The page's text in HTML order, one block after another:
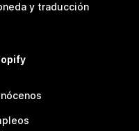
y traducción